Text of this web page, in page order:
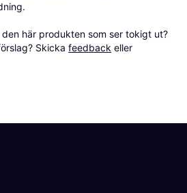
här produkten som ser tokigt ut?
Skicka feedback eller